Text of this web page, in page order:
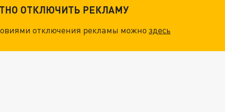
ОТКЛЮЧИТЬ РЕКЛАМУ
отключения рекламы можноздесь